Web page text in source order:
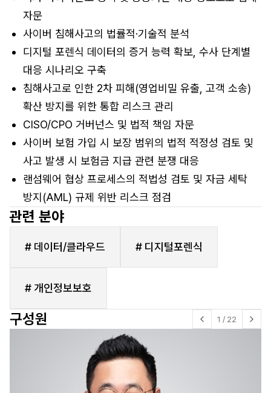
자문
사이버 침해사고의 법률적·기술적 분석
디지털 포렌식 데이터의 증거 능력 확보, 수사 단계별
대응 시나리오 구축
침해사고로 인한 2차 피해(영업비밀 유출, 고객 소송)
확산 방지를 위한 통합 리스크 관리
CISO/CPO 거버넌스 및 법적 책임 자문
사이버 보험 가입 시 보장 범위의 법적 적정성 검토 및
사고 발생 시 보험금 지급 관련 분쟁 대응
랜섬웨어 협상 프로세스의 적법성 검토 및 자금 세탁
방지(AML) 규제 위반 리스크 점검
관련 분야
# 데이터/클라우드 # 디지털포렌식
# 개인정보보호
구성원 1 / 22